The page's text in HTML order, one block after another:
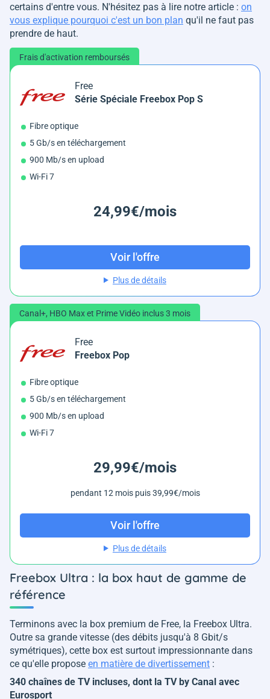
certains d'entre vous. N'hésitez pas à lire notre article : on
vous explique pourquoi c'est un bon plan qu'il ne faut pas
prendre de haut.
Frais d'activation remboursés
Free
Série Spéciale Freebox Pop S
Fibre optique
5 Gb/s en téléchargement
900 Mb/s en upload
Wi-Fi 7
24,99€/mois
Voir l'offre
Plus de détails
Canal+, HBO Max et Prime Vidéo inclus 3 mois
Free
Freebox Pop
Fibre optique
5 Gb/s en téléchargement
900 Mb/s en upload
Wi-Fi 7
29,99€/mois
pendant 12 mois puis 39,99€/mois
Voir l'offre
Plus de détails
Freebox Ultra : la box haut de gamme de
référence
Terminons avec la box premium de Free, la Freebox Ultra.
Outre sa grande vitesse (des débits jusqu'à 8 Gbit/s
symétriques), cette box est surtout impressionnante dans
ce qu'elle propose en matière de divertissement :
340 chaînes de TV incluses, dont la TV by Canal avec
Eurosport